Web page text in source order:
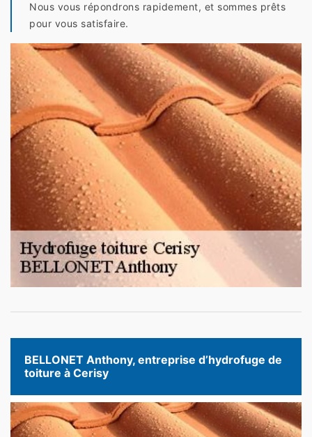
Nous vous répondrons rapidement, et sommes prêts
pour vous satisfaire.
BELLONET Anthony, entreprise d’hydrofuge de
toiture à Cerisy